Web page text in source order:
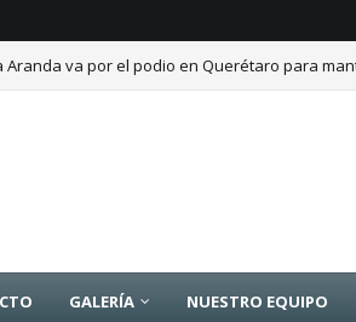
Aranda va por el podio en Querétaro para
GALERÍA NUESTRO EQUIPO